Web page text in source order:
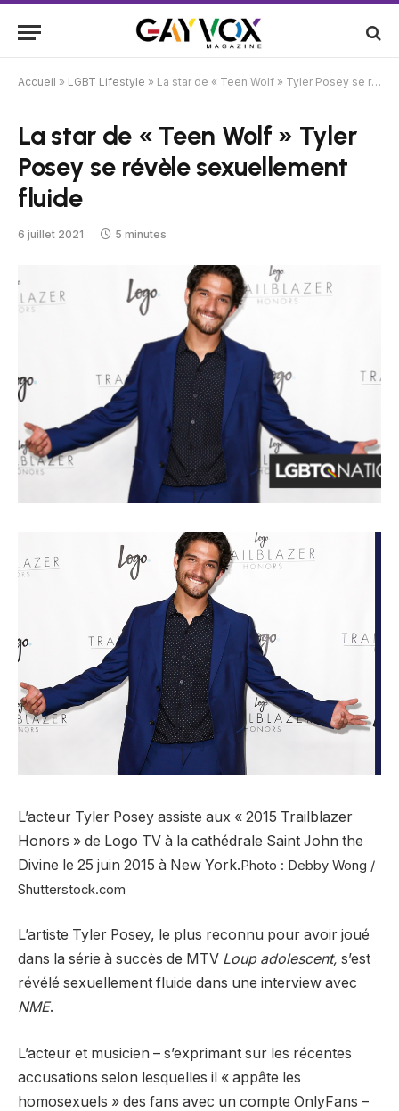
Accueil » LGBT Lifestyle » La star de « Teen Wolf » Tyler Posey se révèle sexuellement fluide
La star de « Teen Wolf » Tyler
Posey se révèle sexuellement
fluide
6 juillet 2021 5 minutes
L’acteur Tyler Posey assiste aux « 2015 Trailblazer
Honors » de Logo TV à la cathédrale Saint John the
Divine le 25 juin 2015 à New York.Photo : Debby Wong /
Shutterstock.com
L’artiste Tyler Posey, le plus reconnu pour avoir joué
dans la série à succès de MTV Loup adolescent, s’est
révélé sexuellement fluide dans une interview avec
NME.
L’acteur et musicien – s’exprimant sur les récentes
accusations selon lesquelles il « appâte les
homosexuels » des fans avec un compte OnlyFans –